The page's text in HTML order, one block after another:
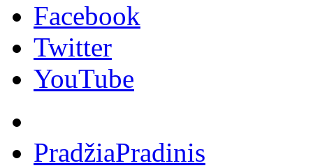
Facebook
Twitter
YouTube
PradžiaPradinis